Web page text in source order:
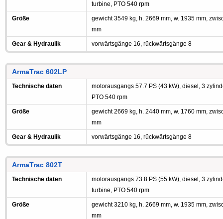
turbine, PTO 540 rpm
Größe
gewicht 3549 kg, h. 2669 mm, w. 1935 mm,
mm
Gear & Hydraulik vorwärtsgänge 16, rückwärtsgänge 8
ArmaTrac 602LP
Technische daten
motorausgangs 57.7 PS (43 kW), diesel, 3
PTO 540 rpm
Größe
gewicht 2669 kg, h. 2440 mm, w. 1760 mm,
mm
Gear & Hydraulik vorwärtsgänge 16, rückwärtsgänge 8
ArmaTrac 802T
Technische daten
motorausgangs 73.8 PS (55 kW), diesel, 3
turbine, PTO 540 rpm
Größe
gewicht 3210 kg, h. 2669 mm, w. 1935 mm,
mm